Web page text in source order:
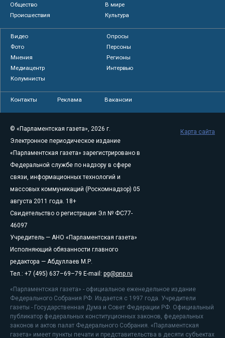
Общество
В мире
Происшествия
Культура
Видео
Опросы
Фото
Персоны
Мнения
Регионы
Медиацентр
Интервью
Колумнисты
Контакты Реклама Вакансии
© «Парламентская газета», 2026 г.
Электронное периодическое издание
«Парламентская газета» зарегистрировано в
Федеральной службе по надзору в сфере
связи, информационных технологий и
массовых коммуникаций (Роскомнадзор) 05
августа 2011 года. 18+
Свидетельство о регистрации Эл № ФС77-
46097
Учредитель — АНО «Парламентская газета»
Исполняющий обязанности главного
редактора — Абдуллаев М.Р.
Тел.: +7 (495) 637–69–79 E-mail: pg@pnp.ru
«Парламентская газета» - официальное еженедельное издание
Федерального Собрания РФ. Издается с 1997 года. Учредители
газеты - Государственная Дума и Совет Федерации РФ. Официальный
публикатор федеральных конституционных законов, федеральных
законов и актов палат Федерального Собрания. «Парламентская
газета» имеет пункты печати и представительства в десяти субъектах
Карта сайта